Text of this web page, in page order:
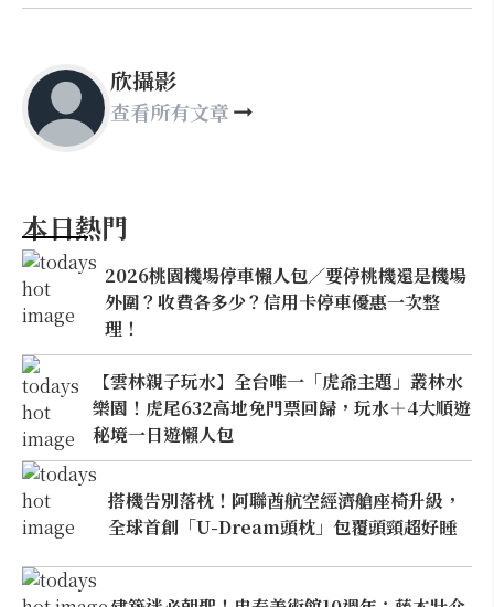
欣攝影
查看所有文章
本日熱門
2026桃園機場停車懶人包／要停桃機還是機場
外圍？收費各多少？信用卡停車優惠一次整
理！
【雲林親子玩水】全台唯一「虎爺主題」叢林水
樂園！虎尾632高地免門票回歸，玩水＋4大順遊
秘境一日遊懶人包
搭機告別落枕！阿聯酋航空經濟艙座椅升級，
全球首創「U-Dream頭枕」包覆頭頸超好睡